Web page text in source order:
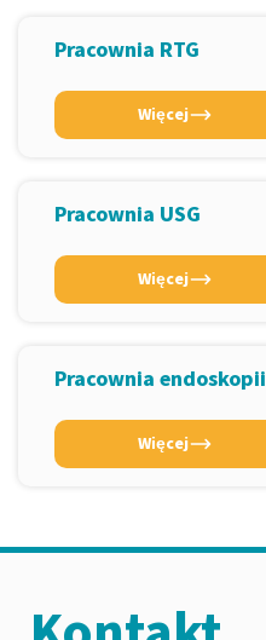
Pracownia RTG
Więcej
Pracownia USG
Więcej
Pracownia endoskopii
Więcej